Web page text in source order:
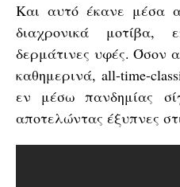
Και αυτό έκανε μέσα
διαχρονικά μοτίβα,
δερμάτινες υφές. Όσον
καθημερινά, all-time-
εν μέσω πανδημίας
αποτελώντας έξυπνες